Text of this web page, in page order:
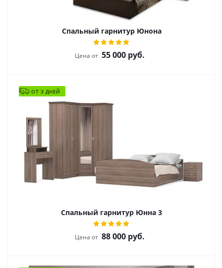
Спальный гарнитур Юнона
Цена от 55 000 руб.
ОТ 3 ДНЕЙ
Спальный гарнитур Юнна 3
Цена от 88 000 руб.